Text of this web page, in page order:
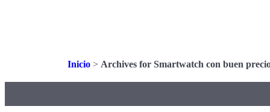
Inicio > Archives for Smartwatch con buen